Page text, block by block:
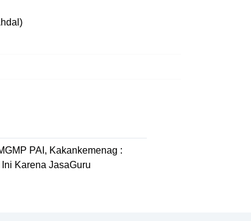
PAI, Kakankemenag :
Karena JasaGuru